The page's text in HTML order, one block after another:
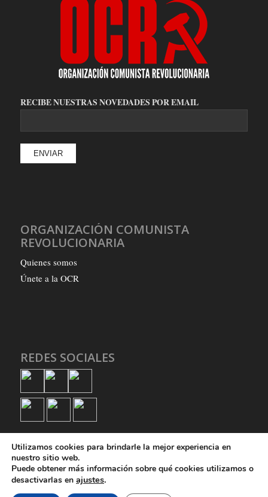
RECIBE NUESTRAS NOVEDADES POR EMAIL
ORGANIZACIÓN COMUNISTA
REVOLUCIONARIA
Quienes somos
Únete a la OCR
REDES SOCIALES
Utilizamos cookies para brindarle la mejor experiencia en
nuestro sitio web.
Puede obtener más información sobre qué cookies utilizamos o
desactivarlas en ajustes.